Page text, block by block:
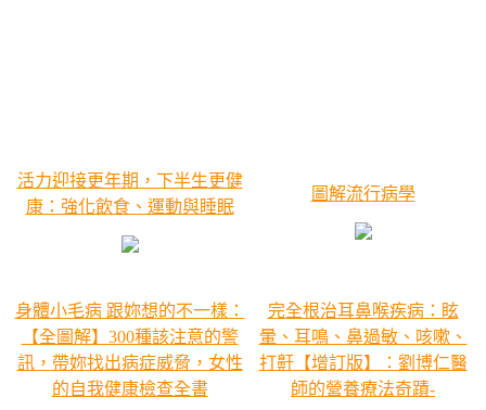
活力迎接更年期，下半生更健
康：強化飲食、運動與睡眠
圖解流行病學
身體小毛病 跟妳想的不一樣：
【全圖解】300種該注意的警
訊，帶妳找出病症威脅，女性
的自我健康檢查全書
完全根治耳鼻喉疾病：眩
暈、耳鳴、鼻過敏、咳嗽、
打鼾【增訂版】：劉博仁醫
師的營養療法奇蹟-